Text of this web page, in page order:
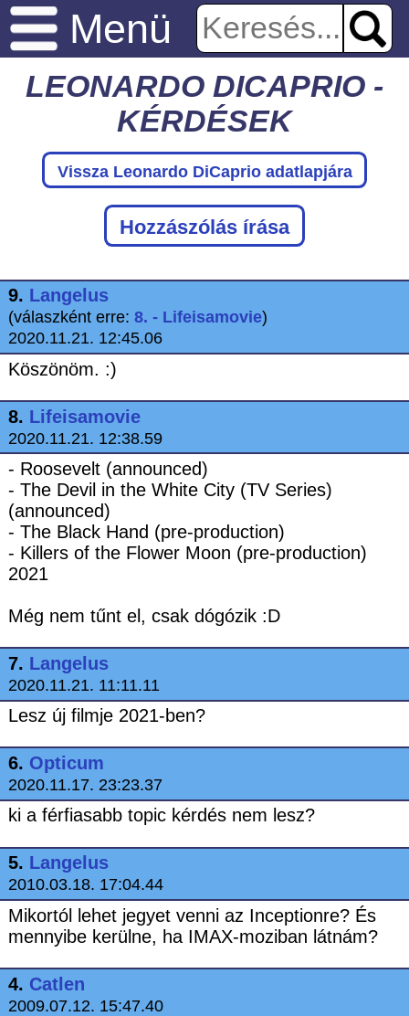
Menü
LEONARDO DICAPRIO -
KÉRDÉSEK
Vissza Leonardo DiCaprio adatlapjára
Hozzászólás írása
9. Langelus
(válaszként erre: 8. - Lifeisamovie)
2020.11.21. 12:45.06
Köszönöm. :)
8. Lifeisamovie
2020.11.21. 12:38.59
- Roosevelt (announced)
- The Devil in the White City (TV Series)
(announced)
- The Black Hand (pre-production)
- Killers of the Flower Moon (pre-production)
2021
Még nem tűnt el, csak dógózik :D
7. Langelus
2020.11.21. 11:11.11
Lesz új filmje 2021-ben?
6. Opticum
2020.11.17. 23:23.37
ki a férfiasabb topic kérdés nem lesz?
5. Langelus
2010.03.18. 17:04.44
Mikortól lehet jegyet venni az Inceptionre? És
mennyibe kerülne, ha IMAX-moziban látnám?
4. Catlen
2009.07.12. 15:47.40